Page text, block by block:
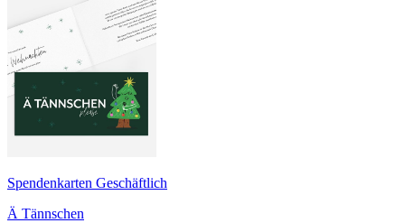
Spendenkarten Geschäftlich
Ä Tännschen